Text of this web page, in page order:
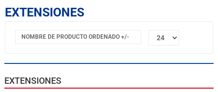
EXTENSIONES
NOMBRE DE PRODUCTO ORDENADO +/-
EXTENSIONES